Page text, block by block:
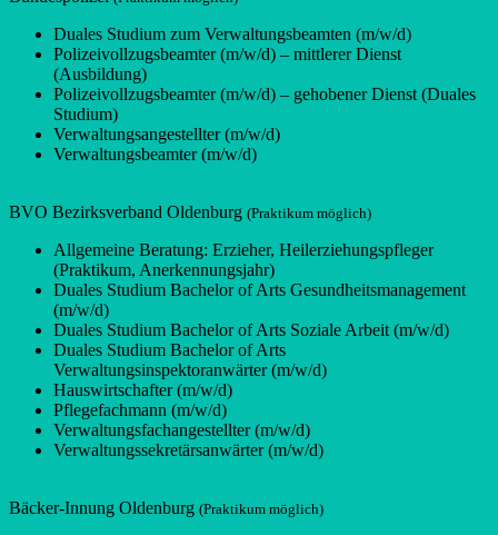
Duales Studium zum Verwaltungsbeamten (m/w/d)
Polizeivollzugsbeamter (m/w/d) – mittlerer Dienst
(Ausbildung)
Polizeivollzugsbeamter (m/w/d) – gehobener Dienst (Duales
Studium)
Verwaltungsangestellter (m/w/d)
Verwaltungsbeamter (m/w/d)
BVO Bezirksverband Oldenburg (Praktikum möglich)
Allgemeine Beratung: Erzieher, Heilerziehungspfleger
(Praktikum, Anerkennungsjahr)
Duales Studium Bachelor of Arts Gesundheitsmanagement
(m/w/d)
Duales Studium Bachelor of Arts Soziale Arbeit (m/w/d)
Duales Studium Bachelor of Arts
Verwaltungsinspektoranwärter (m/w/d)
Hauswirtschafter (m/w/d)
Pflegefachmann (m/w/d)
Verwaltungsfachangestellter (m/w/d)
Verwaltungssekretärsanwärter (m/w/d)
Bäcker-Innung Oldenburg (Praktikum möglich)